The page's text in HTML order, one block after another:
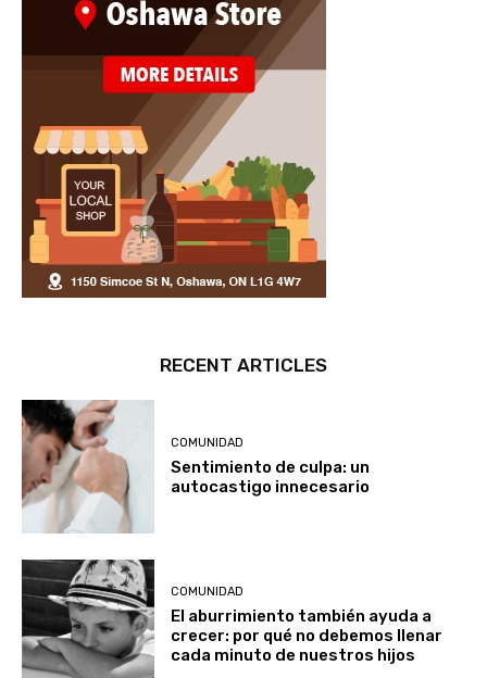
RECENT ARTICLES
COMUNIDAD
Sentimiento de culpa: un
autocastigo innecesario
COMUNIDAD
El aburrimiento también ayuda a
crecer: por qué no debemos llenar
cada minuto de nuestros hijos